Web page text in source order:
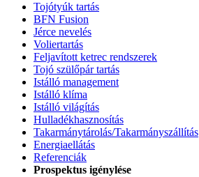
Tojótyúk tartás
BFN Fusion
Jérce nevelés
Voliertartás
Feljavított ketrec rendszerek
Tojó szülőpár tartás
Istálló management
Istálló klíma
Istálló világítás
Hulladékhasznosítás
Takarmánytárolás/Takarmányszállítás
Energiaellátás
Referenciák
Prospektus igénylése